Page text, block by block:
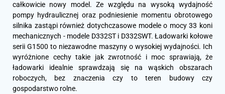
całkowicie nowy model. Ze względu na wysoką wydajność
pompy hydraulicznej oraz podniesienie momentu obrotowego
silnika zastąpi również dotychczasowe modele o mocy 33 koni
mechanicznych - modele D332ST i D332SWT. Ładowarki kołowe
serii G1500 to niezawodne maszyny o wysokiej wydajności. Ich
wyróżnione cechy takie jak zwrotność i moc sprawiają, że
ładowarki idealnie sprawdzają się na wąskich obszarach
roboczych, bez znaczenia czy to teren budowy czy
gospodarstwo rolne.